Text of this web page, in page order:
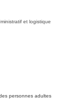
et logistique
personnes adultes